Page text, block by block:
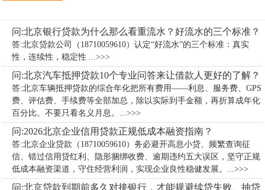
问:北京银行贷款为什么那么看重流水？好流水的三个标准？
答:北京贷款公司（18710059610）认定“好流水”的三个标准：真实
性，连续性，稳定性 ...>>>
问:北京汽车抵押贷款10个专业问答来让借款人更好的了解？
答:北京车辆抵押贷款的综合年化把所有费用——利息、服务费、GPS
费、评估费、手续费等全部加总，除以实际到手金额，再折算成年化
百分比。不要只看名义月息。...>>>
问:2026北京企业信用贷款正规低成本融资指南？
答:北京企业贷款（18710059610）务必避开高息小贷、频繁查询征
信、错过信用贷红利、隐形捆绑收费、逾期违约五大误区，坚守正规
低成本融资渠道，守住经营利润，实现企业良性稳健发展。...>>>
问:北京贷款到期前多久对接银行，才能规避续贷失败、抽贷